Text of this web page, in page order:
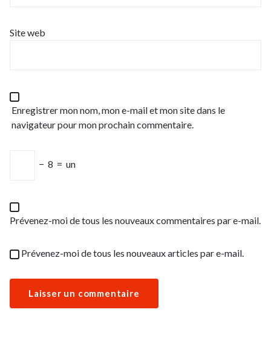
Site web
Enregistrer mon nom, mon e-mail et mon site dans le
navigateur pour mon prochain commentaire.
− 8 = un
Prévenez-moi de tous les nouveaux commentaires par e-mail.
Prévenez-moi de tous les nouveaux articles par e-mail.